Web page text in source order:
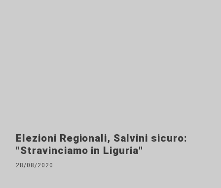
Elezioni Regionali, Salvini sicuro:
"Stravinciamo in Liguria"
28/08/2020